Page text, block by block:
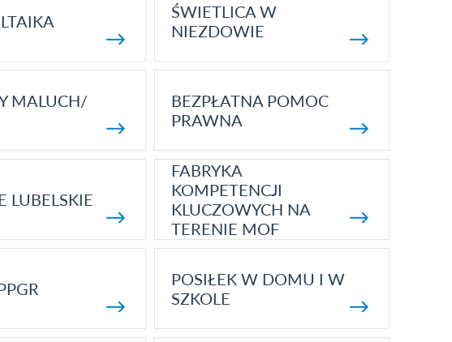
ŚWIETLICA W
NIEZDOWIE
MALUCH/
BEZPŁATNA POMOC
PRAWNA
LUBELSKIE
FABRYKA
KOMPETENCJI
KLUCZOWYCH NA
TERENIE MOF
POSIŁEK W DOMU I W
SZKOLE